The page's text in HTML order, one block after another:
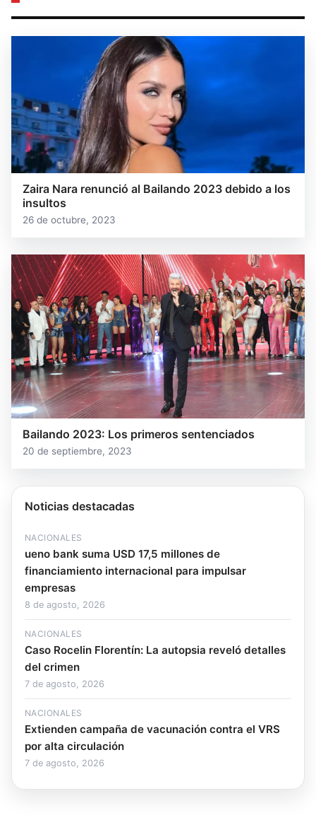
Zaira Nara renunció al Bailando 2023 debido a los
insultos
26 de octubre, 2023
Bailando 2023: Los primeros sentenciados
20 de septiembre, 2023
Noticias destacadas
NACIONALES
ueno bank suma USD 17,5 millones de
financiamiento internacional para impulsar
empresas
8 de agosto, 2026
NACIONALES
Caso Rocelin Florentín: La autopsia reveló detalles
del crimen
7 de agosto, 2026
NACIONALES
Extienden campaña de vacunación contra el VRS
por alta circulación
7 de agosto, 2026